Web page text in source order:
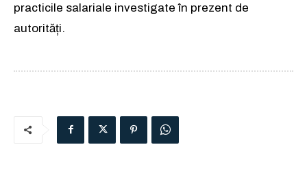
practicile salariale investigate în prezent de
autorități.